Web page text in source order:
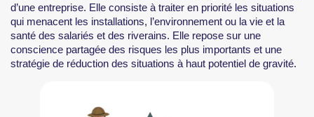
d’une entreprise. Elle consiste à traiter en priorité les situations
qui menacent les installations, l’environnement ou la vie et la
santé des salariés et des riverains. Elle repose sur une
conscience partagée des risques les plus importants et une
stratégie de réduction des situations à haut potentiel de gravité.